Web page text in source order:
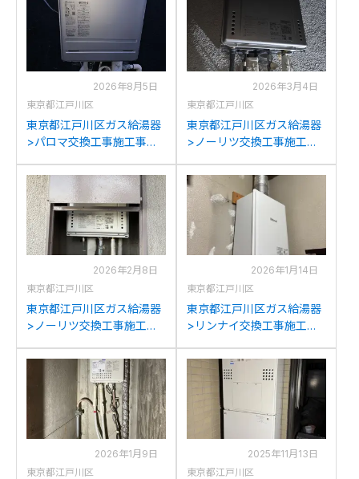
2026年8月5日
東京都江戸川区
東京都江戸川区ガス給湯器
>パロマ交換工事施工事
2050AWXからパロマFH-
E2022SAWLへの交換
2026年3月4日
東京都江戸川区
東京都江戸川区ガス給湯器
>ノーリツ交換工事施工事
2028AWXからノーリツ
GT-C2072AW BLへの交換
2026年2月8日
東京都江戸川区
東京都江戸川区ガス給湯器
>ノーリツ交換工事施工事
1612SAWX-Tからノーリツ
GT-1670SAW-T BLへの交
2026年1月14日
東京都江戸川区
東京都江戸川区ガス給湯器
>リンナイ交換工事施工事
V1615SFFUA-Eからリンナ
イRUX-V1615SFFUA(A)-E
への交換
2026年1月9日
東京都江戸川区
2025年11月13日
東京都江戸川区